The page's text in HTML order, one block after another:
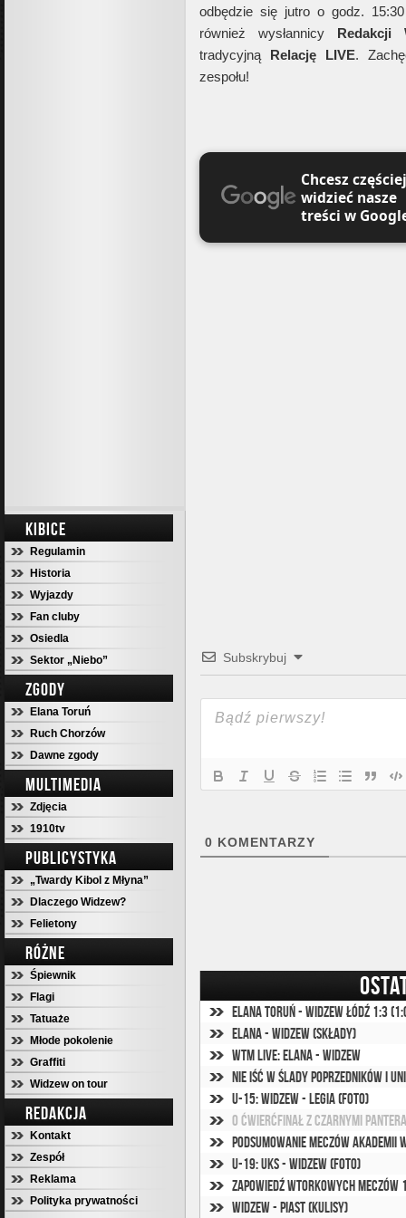
KIBICE
Regulamin
Historia
Wyjazdy
Fan cluby
Osiedla
Sektor „Niebo”
ZGODY
Elana Toruń
Ruch Chorzów
Dawne zgody
MULTIMEDIA
Zdjęcia
1910tv
PUBLICYSTYKA
„Twardy Kibol z Młyna”
Dlaczego Widzew?
Felietony
RÓŻNE
Śpiewnik
Flagi
Tatuaże
Młode pokolenie
Graffiti
Widzew on tour
REDAKCJA
Kontakt
Zespół
Reklama
Polityka prywatności
odbędzie się jutro o godz.
również wysłannicy Redakcji
tradycyjną Relację LIVE.
zespołu!
Chcesz częściej
widzieć nasze
treści w
Subskrybuj
0 KOMENTARZY
Elana Toruń - Widzew Łódź 1:3
Elana - Widzew (składy)
WTM Live: Elana - Widzew
Nie iść w ślady poprzedników i
U-15: Widzew - Legia (foto)
O ćwierćfinał z Czarnymi
Podsumowanie meczów Akademii
U-19: UKS - Widzew (foto)
Zapowiedź wtorkowych meczów
Widzew - Piast (kulisy)